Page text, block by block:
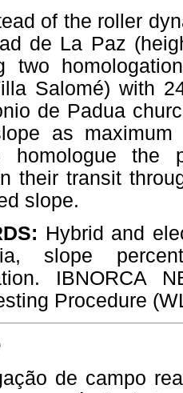
of the roller
de La Paz
two
Salomé) with
de Padua
as
homologue the
their transit
slope.
Hybrid and
slope
IBNORCA
Procedure
de campo